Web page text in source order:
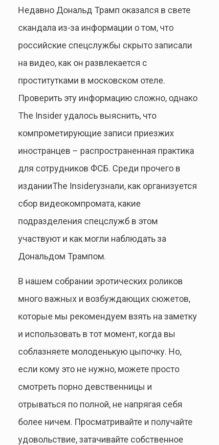
Недавно Дональд Трамп оказался в свете
скандала из-за информации о том, что
российские спецслужбы скрыто записали
на видео, как он развлекается с
проститутками в московском отеле.
Проверить эту информацию сложно, однако
The Insider удалось выяснить, что
компрометирующие записи приезжих
иностранцев – распространенная практика
для сотрудников ФСБ. Среди прочего в
изданииThe Insiderузнали, как организуется
сбор видеокомпромата, какие
подразделения спецслужб в этом
участвуют и как могли наблюдать за
Дональдом Трампом.
В нашем собрании эротических роликов
много важных и возбуждающих сюжетов,
которые мы рекомендуем взять на заметку
и использовать в тот момент, когда вы
соблазняете молоденькую цыпочку. Но,
если кому это не нужно, можете просто
смотреть порно девственницы и
отрываться по полной, не напрягая себя
более ничем. Просматривайте и получайте
удовольствие, затачивайте собственное